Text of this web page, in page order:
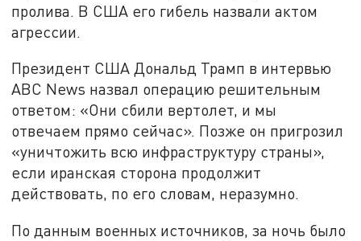
пролива. В США его гибель назвали актом
агрессии.
Президент США Дональд Трамп в интервью
ABC News назвал операцию решительным
ответом: «Они сбили вертолет, и мы
отвечаем прямо сейчас». Позже он пригрозил
«уничтожить всю инфраструктуру страны»,
если иранская сторона продолжит
действовать, по его словам, неразумно.
По данным военных источников, за ночь было